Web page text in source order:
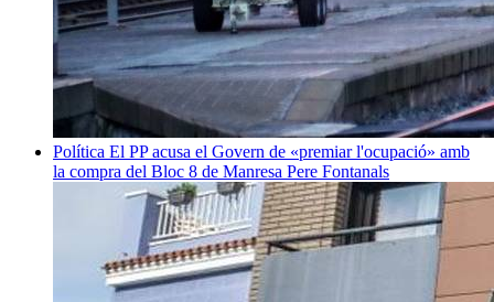
Política El PP acusa el Govern de «premiar l'ocupació» amb
la compra del Bloc 8 de Manresa Pere Fontanals